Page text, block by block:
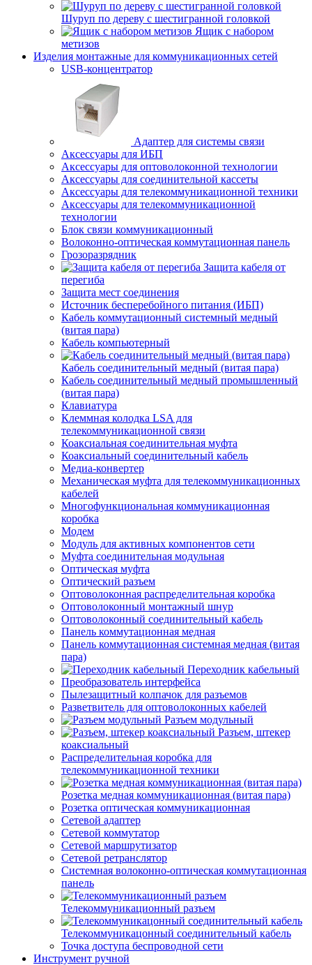
Шуруп по дереву с шестигранной головкой
Ящик с набором
метизов
Изделия монтажные для коммуникационных сетей
USB-концентратор
Адаптер для системы связи
Аксессуары для ИБП
Аксессуары для оптоволоконной технологии
Аксессуары для соединительной кассеты
Аксессуары для телекоммуникационной техники
Аксессуары для телекоммуникационной
технологии
Блок связи коммуникационный
Волоконно-оптическая коммутационная панель
Грозоразрядник
Защита кабеля от
перегиба
Защита мест соединения
Источник бесперебойного питания (ИБП)
Кабель коммутационный системный медный
(витая пара)
Кабель компьютерный
Кабель соединительный медный (витая пара)
Кабель соединительный медный промышленный
(витая пара)
Клавиатура
Клеммная колодка LSA для
телекоммуникационной связи
Коаксиальная соединительная муфта
Коаксиальный соединительный кабель
Медиа-конвертер
Механическая муфта для телекоммуникационных
кабелей
Многофункциональная коммуникационная
коробка
Модем
Модуль для активных компонентов сети
Муфта соединительная модульная
Оптическая муфта
Оптический разъем
Оптоволоконная распределительная коробка
Оптоволоконный монтажный шнур
Оптоволоконный соединительный кабель
Панель коммутационная медная
Панель коммутационная системная медная (витая
пара)
Переходник кабельный
Преобразователь интерфейса
Пылезащитный колпачок для разъемов
Разветвитель для оптоволоконных кабелей
Разъем модульный
Разъем, штекер
коаксиальный
Распределительная коробка для
телекоммуникационной техники
Розетка медная коммуникационная (витая пара)
Розетка оптическая коммуникационная
Сетевой адаптер
Сетевой коммутатор
Сетевой маршрутизатор
Сетевой ретранслятор
Системная волоконно-оптическая коммутационная
панель
Телекоммуникационный разъем
Телекоммуникацонный соединительный кабель
Точка доступа беспроводной сети
Инструмент ручной